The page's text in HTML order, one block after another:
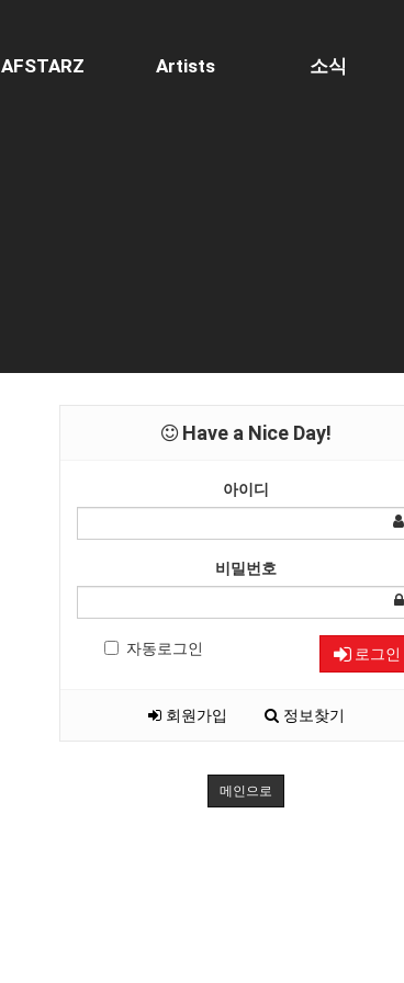
AFSTARZ Artists 소식
Have a Nice Day!
아이디
비밀번호
자동로그인 로그인
회원가입 정보찾기
메인으로